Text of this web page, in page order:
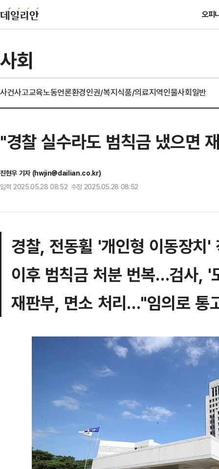
오피
사회
사건사고교육노동언론환경인권/복지식품/의료지역인물사회일반
"경찰 실수라도 범칙금 냈으면
진현우 기자 (hwjin@dailian.co.kr)
입력 2025.05.28 08:52 수정 2025.05.28 08:52
경찰, 전동휠 '개인형 이동장치'
이후 범칙금 처분 번복…검사, '
재판부, 면소 처리…"임의로 통